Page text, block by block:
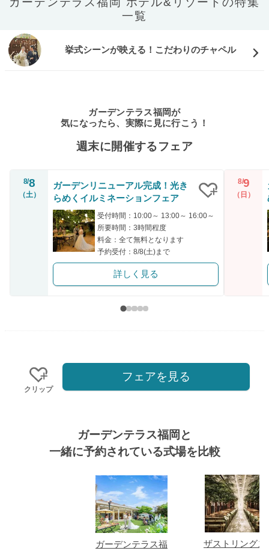
一覧
挙式シーンが映える！こだわりのチャペル
ガーデンテラス福岡が
気になったら、実際に見に行こう！
週末に開催するフェア
8/8
（土）
ガーデンリニューアル完成！光き
らめくイルミネーションフェア
受付時間：10:00～ 13:00～ 16:00～
所要時間：3時間程度
料金：全て無料となります
予約受付：8/8(土)まで
詳しく見る
8/9
（日）
クリップ
フェアを見る
ガーデンテラス福岡と
一緒に予約されている式場を比較
ガーデンテラス福
ザストリングス